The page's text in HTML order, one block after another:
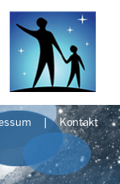
Kontakt